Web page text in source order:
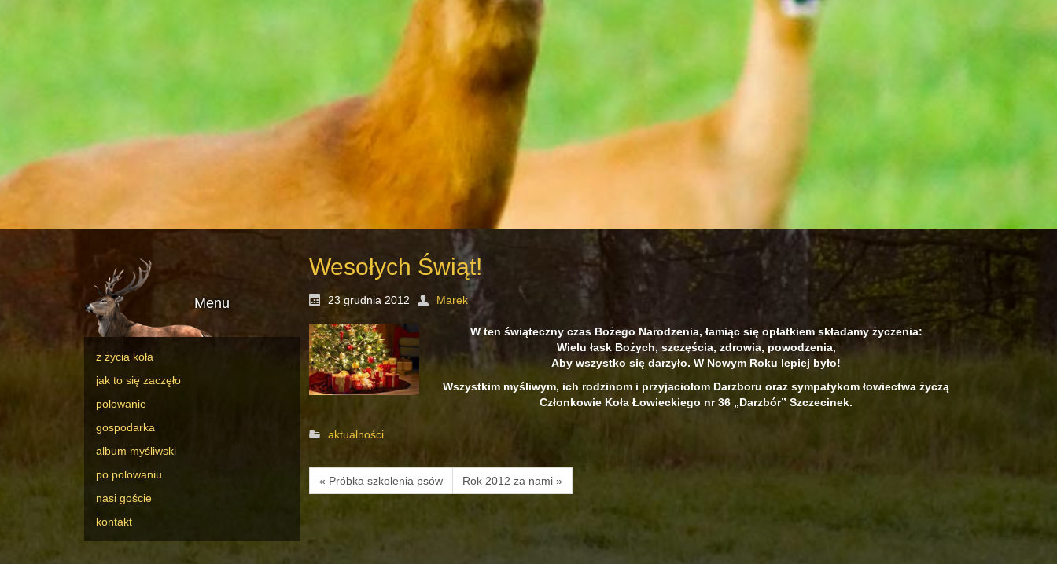
Menu
z życia koła
jak to się zaczęło
polowanie
gospodarka
album myśliwski
po polowaniu
nasi goście
kontakt
Wesołych Świąt!
23 grudnia 2012 Marek
W ten świąteczny czas Bożego Narodzenia, łamiąc się opłatkiem składamy życzenia:
Wielu łask Bożych, szczęścia, zdrowia, powodzenia,
Aby wszystko się darzyło. W Nowym Roku lepiej było!
Wszystkim myśliwym, ich rodzinom i przyjaciołom Darzboru oraz sympatykom łowiectwa życzą
Członkowie Koła Łowieckiego nr 36 „Darzbór” Szczecinek.
aktualności
« Próbka szkolenia psów Rok 2012 za nami »